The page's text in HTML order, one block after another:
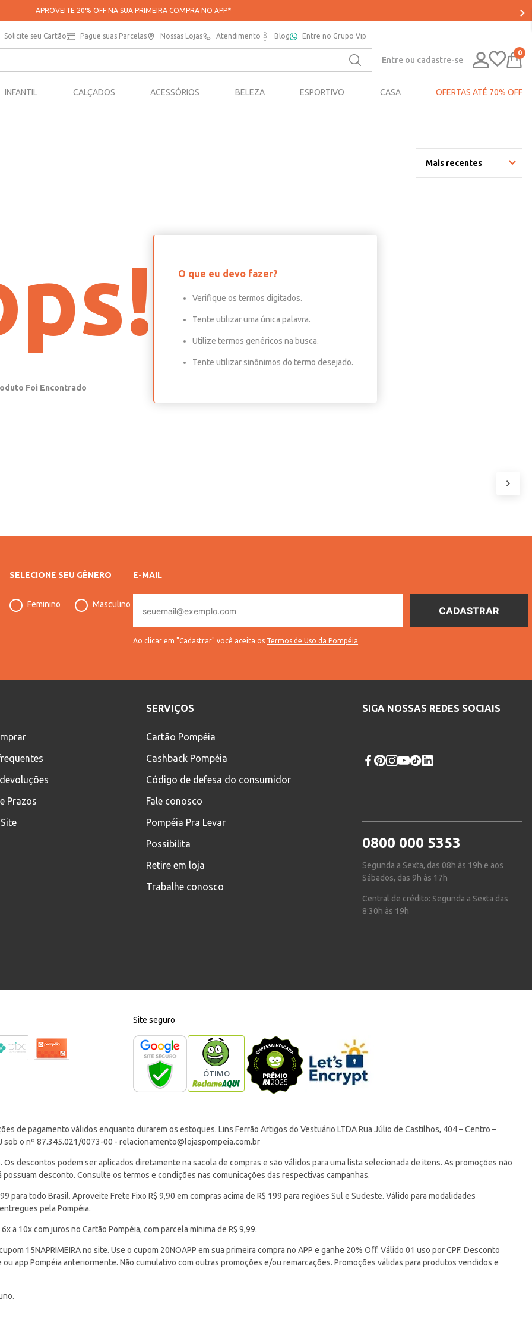
APROVEITE 20% OFF NA SUA PRIMEIRA COMPRA NO APP*
Solicite seu Cartão Pague suas Parcelas Nossas Lojas Atendimento Blog Entre no Grupo Vip
Entre ou cadastre-se
0
INFANTIL CALÇADOS ACESSÓRIOS BELEZA ESPORTIVO CASA OFERTAS ATÉ 70% OFF
Mais recentes
O que eu devo fazer?
Verifique os termos digitados.
Tente utilizar uma única palavra.
Utilize termos genéricos na busca.
Tente utilizar sinônimos do termo desejado.
SELECIONE SEU GÊNERO
Feminino Masculino
E-MAIL
mail
Ao clicar em "Cadastrar" você aceita os Termos de Uso da Pompéia
Prazos
SERVIÇOS
Cartão Pompéia
Cashback Pompéia
Código de defesa do consumidor
Fale conosco
Pompéia Pra Levar
Possibilita
Retire em loja
Trabalhe conosco
SIGA NOSSAS REDES SOCIAIS
0800 000 5353
Segunda a Sexta, das 08h às 19h e aos
Sábados, das 9h às 17h
Central de crédito: Segunda a Sexta das
8:30h às 19h
Site seguro
de pagamento válidos enquanto durarem os estoques. Lins Ferrão Artigos do Vestuário LTDA Rua Júlio de Castilhos, 404 – Centro –
sob o nº 87.345.021/0073-00 - relacionamento@lojaspompeia.com.br
descontos podem ser aplicados diretamente na sacola de compras e são válidos para uma lista selecionada de itens. As promoções não
desconto. Consulte os termos e condições nas comunicações das respectivas campanhas.
para todo Brasil. Aproveite Frete Fixo R$ 9,90 em compras acima de R$ 199 para regiões Sul e Sudeste. Válido para modalidades
pela Pompéia.
a 10x com juros no Cartão Pompéia, com parcela mínima de R$ 9,99.
15NAPRIMEIRA no site. Use o cupom 20NOAPP em sua primeira compra no APP e ganhe 20% Off. Válido 01 uso por CPF. Desconto
app Pompéia anteriormente. Não cumulativo com outras promoções e/ou remarcações. Promoções válidas para produtos vendidos e